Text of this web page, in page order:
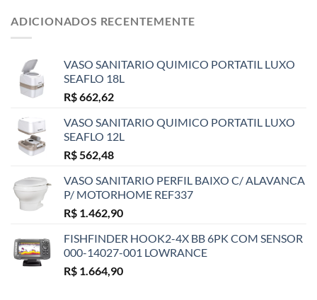
ADICIONADOS RECENTEMENTE
VASO SANITARIO QUIMICO PORTATIL LUXO
SEAFLO 18L
R$662,62
VASO SANITARIO QUIMICO PORTATIL LUXO
SEAFLO 12L
R$562,48
VASO SANITARIO PERFIL BAIXO C/ ALAVANCA
P/ MOTORHOME REF337
R$ 1.462,90
FISHFINDER HOOK2-4X BB 6PK COM SENSOR
000-14027-001 LOWRANCE
R$ 1.664,90